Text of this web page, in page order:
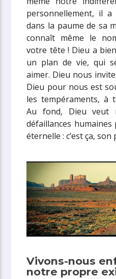
personnellement, il
dans la paume de sa
connaît même le
votre tête ! Dieu a
un plan de vie, qui
aimer. Dieu nous
Dieu pour nous est
les tempéraments, à
Au fond, Dieu veut
défaillances
éternelle : c’est ça, son
Vivons-nous
notre propre